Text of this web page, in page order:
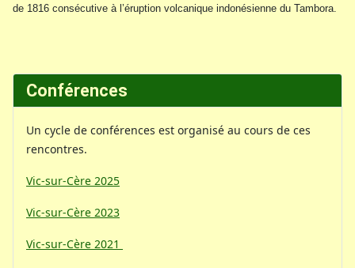
de 1816 consécutive à l’éruption volcanique indonésienne du Tambora.
Conférences
Un cycle de conférences est organisé au cours de ces
rencontres.
Vic-sur-Cère 2025
Vic-sur-Cère 2023
Vic-sur-Cère 2021